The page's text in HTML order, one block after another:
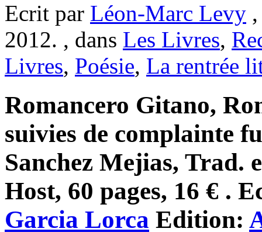
Ecrit par Léon-Marc Levy
2012. , dans Les Livres,
Livres, Poésie, La rentrée
Romancero Gitano,
suivies de complainte
Sanchez Mejias, Trad.
Host, 60 pages, 16 € .
Garcia Lorca Edition: